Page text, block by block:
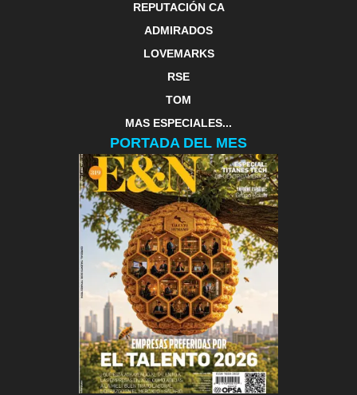
REPUTACIÓN CA
ADMIRADOS
LOVEMARKS
RSE
TOM
MAS ESPECIALES...
PORTADA DEL MES